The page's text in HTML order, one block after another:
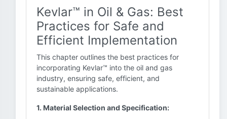
Kevlar™ in Oil & Gas: Best
Practices for Safe and
Efficient Implementation
This chapter outlines the best practices for
incorporating Kevlar™ into the oil and gas
industry, ensuring safe, efficient, and
sustainable applications.
1. Material Selection and Specification: